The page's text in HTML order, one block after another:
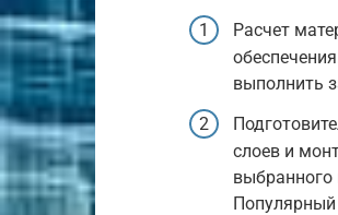
Расчет
выполнить
слоев и
выбранного